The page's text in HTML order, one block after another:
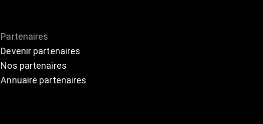
Partenaires
Devenir partenaires
Nos partenaires
Annuaire partenaires